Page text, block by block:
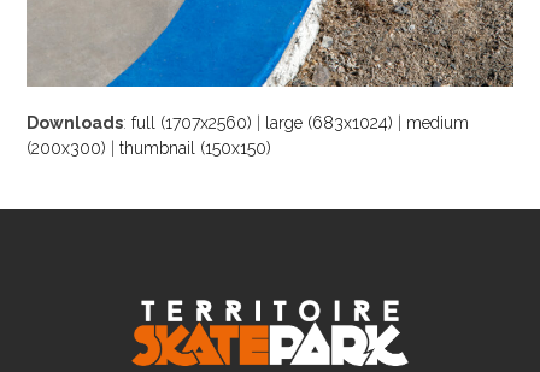
Downloads:full (1707x2560) large (683x1024)
medium
(200x300) |thumbnail (150x150)